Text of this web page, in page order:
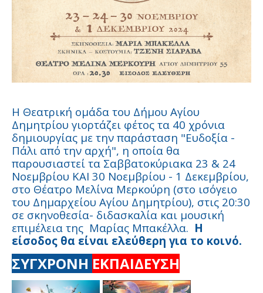
Η Θεατρική ομάδα του Δήμου Αγίου
Δημητρίου γιορτάζει φέτος τα 40 χρόνια
δημιουργίας με την παράσταση "Ευδοξία -
Πάλι από την αρχή", η οποία θα
παρουσιαστεί τα Σαββατοκύριακα 23 & 24
Νοεμβρίου ΚΑΙ 30 Νοεμβρίου - 1 Δεκεμβρίου,
στο Θέατρο Μελίνα Μερκούρη (στο ισόγειο
του Δημαρχείου Αγίου Δημητρίου), στις 20:30
σε σκηνοθεσία- διδασκαλία και μουσική
επιμέλεια της Μαρίας Μπακέλλα. Η
είσοδος θα είναι ελεύθερη για το κοινό.
ΣΥΓΧΡΟΝΗ ΕΚΠΑΙΔΕΥΣΗ